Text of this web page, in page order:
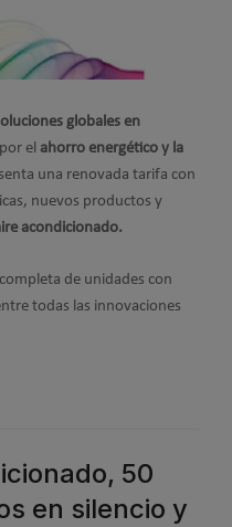
globales en
el ahorro energético y la
una renovada tarifa con
nuevos productos y
acondicionado.
de unidades con
todas las innovaciones
50
en silencio y